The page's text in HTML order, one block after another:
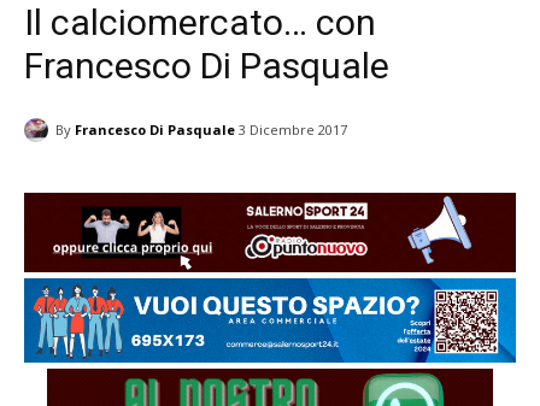
Il calciomercato… con
Francesco Di Pasquale
By Francesco Di Pasquale 3 Dicembre 2017